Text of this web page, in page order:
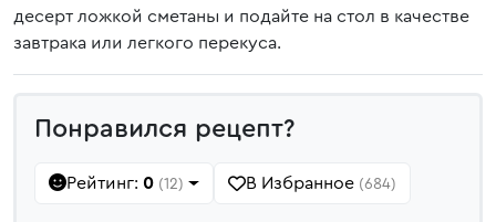
десерт ложкой сметаны и подайте на стол в качестве
завтрака или легкого перекуса.
Понравился рецепт?
Рейтинг: 0 (12) В Избранное (684)